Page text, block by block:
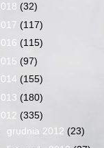
(32)
(117)
(115)
(97)
(155)
(180)
(335)
grudnia 2012 (23)